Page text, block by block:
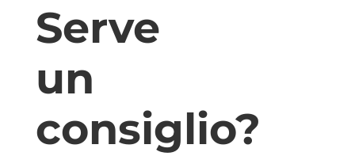
Serve
un
consiglio?